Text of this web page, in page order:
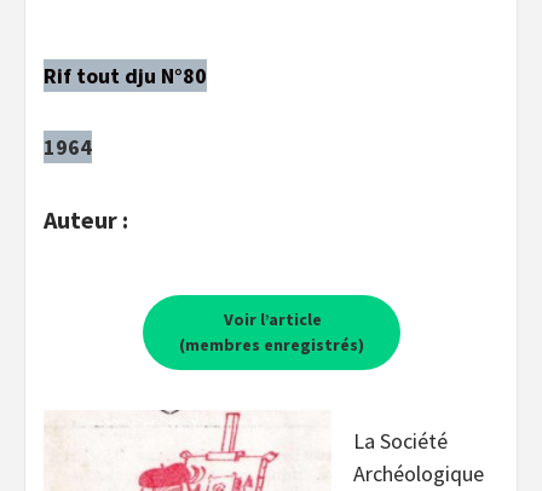
Rif tout dju N°80
1964
Auteur :
Voir l’article
(membres enregistrés)
La Société
Archéologique